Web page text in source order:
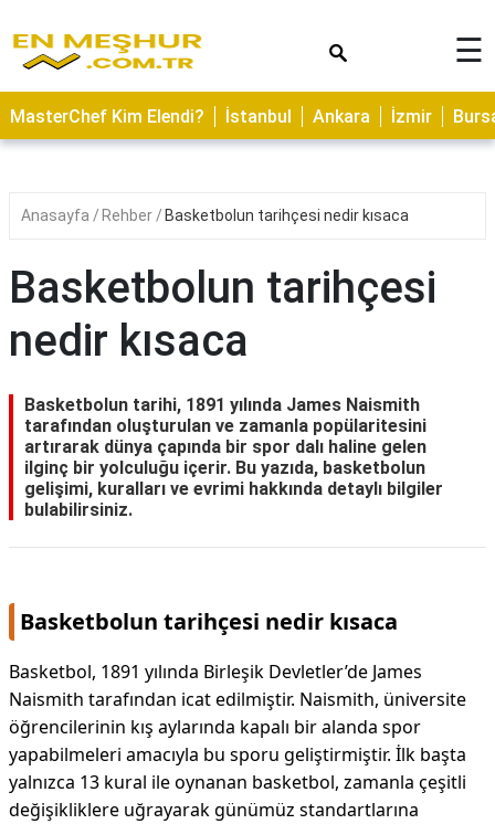
ASTROLOJİ
SAĞLIK
YERLER
BAKIMI
KAMP
ALANLARI
HAMİLELİK
☰
MasterChef Kim Elendi? İstanbul Ankara İzmir
Anasayfa Rehber Basketbolun tarihçesi nedir kısaca
Basketbolun tarihçesi
nedir kısaca
Basketbolun tarihi, 1891 yılında James Naismith
tarafından oluşturulan ve zamanla popülaritesini
artırarak dünya çapında bir spor dalı haline gelen
ilginç bir yolculuğu içerir. Bu yazıda, basketbolun
gelişimi, kuralları ve evrimi hakkında detaylı bilgiler
bulabilirsiniz.
Basketbolun tarihçesi nedir kısaca
Basketbol, 1891 yılında Birleşik Devletler’de James
Naismith tarafından icat edilmiştir. Naismith, üniversite
öğrencilerinin kış aylarında kapalı bir alanda spor
yapabilmeleri amacıyla bu sporu geliştirmiştir. İlk başta
yalnızca 13 kural ile oynanan basketbol, zamanla çeşitli
değişikliklere uğrayarak günümüz standartlarına